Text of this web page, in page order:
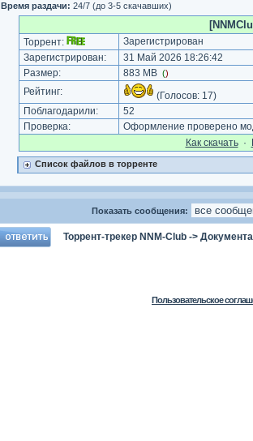
Время раздачи: 24/7 (до 3-5 скачавших)
Торрент:
Зарегистрирован
Зарегистрирован:
31 Май 2026 18:26:42
Размер:
883 MB ()
Рейтинг: (Голосов: 17)
Поблагодарили:
52
Проверка:
Оформление проверено
Как cкачать·
Список файлов в торренте
Показать сообщения:
Торрент-трекер NNM-Club ->
Пользовательское